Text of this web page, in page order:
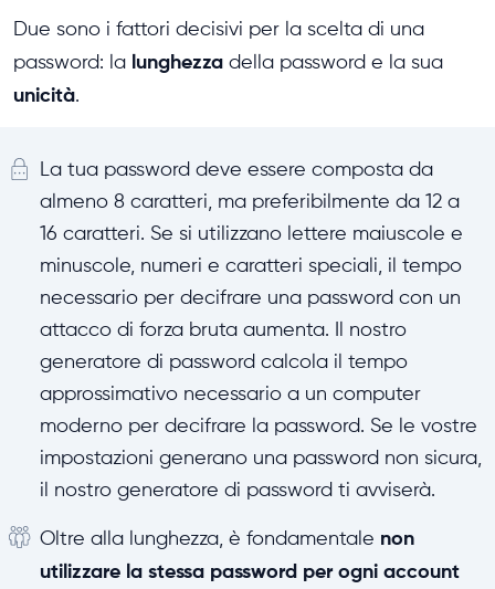
Due sono i fattori decisivi per la scelta di una
password: la lunghezza della password e la sua
unicità.
La tua password deve essere composta da
almeno 8 caratteri, ma preferibilmente da 12 a
16 caratteri. Se si utilizzano lettere maiuscole e
minuscole, numeri e caratteri speciali, il tempo
necessario per decifrare una password con un
attacco di forza bruta aumenta. Il nostro
generatore di password calcola il tempo
approssimativo necessario a un computer
moderno per decifrare la password. Se le vostre
impostazioni generano una password non sicura,
il nostro generatore di password ti avviserà.
Oltre alla lunghezza, è fondamentale non
utilizzare la stessa password per ogni account